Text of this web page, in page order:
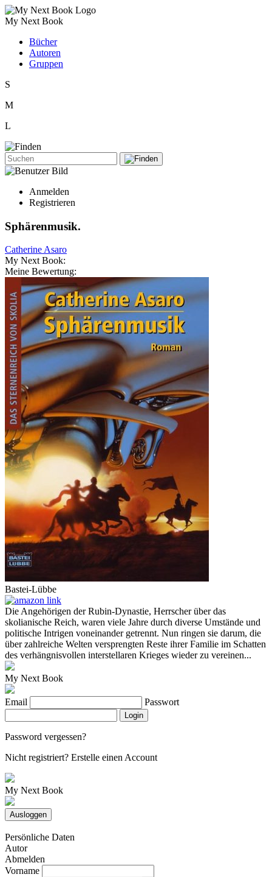
My Next Book
Bücher
Autoren
Gruppen
S
M
L
Anmelden
Registrieren
Sphärenmusik.
Catherine Asaro
My Next Book:
Meine Bewertung:
Bastei-Lübbe
Die Angehörigen der Rubin-Dynastie, Herrscher über das
skolianische Reich, waren viele Jahre durch diverse Umstände und
politische Intrigen voneinander getrennt. Nun ringen sie darum, die
über zahlreiche Welten versprengten Reste ihrer Familie im Schatten
des verhängnisvollen interstellaren Krieges wieder zu vereinen...
My Next Book
Email Passwort
Login
Password vergessen?
Nicht registriert? Erstelle einen Account
My Next Book
Ausloggen
Persönliche Daten
Autor
Abmelden
Vorname